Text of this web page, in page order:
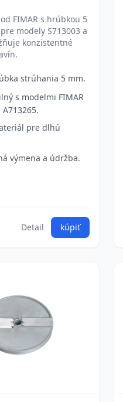
FIMAR s hrúbkou 5
modely S713003 a
konzistentné
strúhania 5 mm.
s modelmi FIMAR
A713265.
pre dlhú
výmena a údržba.
Detail kúpiť